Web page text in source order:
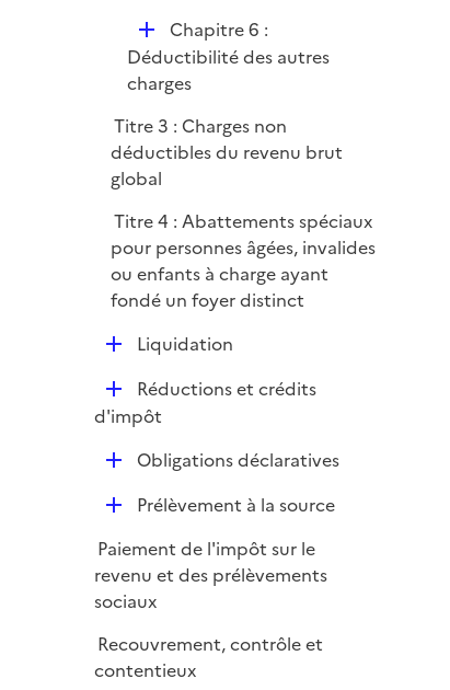
e
r
D
é
p
i
e
r
Chapitre 6 :
Déductibilité des autres
charges
Titre 3 : Charges non
déductibles du revenu brut
global
Titre 4 : Abattements spéciaux
pour personnes âgées, invalides
ou enfants à charge ayant
fondé un foyer distinct
D
l
Liquidation
D
é
r
Réductions et crédits
d'impôt
D
i
e
r
Obligations déclaratives
D
p
l
i
e
r
Prélèvement à la source
Paiement de l'impôt sur le
revenu et des prélèvements
sociaux
Recouvrement, contrôle et
contentieux